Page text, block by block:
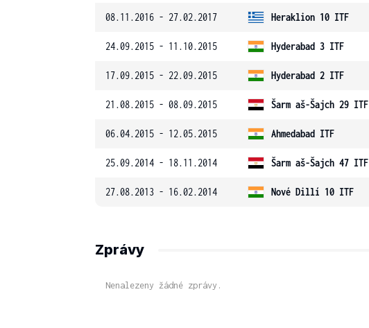
08.11.2016 - 27.02.2017 Heraklion 10 ITF
24.09.2015 - 11.10.2015 Hyderabad 3 ITF
17.09.2015 - 22.09.2015 Hyderabad 2 ITF
21.08.2015 - 08.09.2015 Šarm aš-Šajch 29 ITF
06.04.2015 - 12.05.2015 Ahmedabad ITF
25.09.2014 - 18.11.2014 Šarm aš-Šajch 47 ITF
27.08.2013 - 16.02.2014 Nové Dillí 10 ITF
Zprávy
Nenalezeny žádné zprávy.